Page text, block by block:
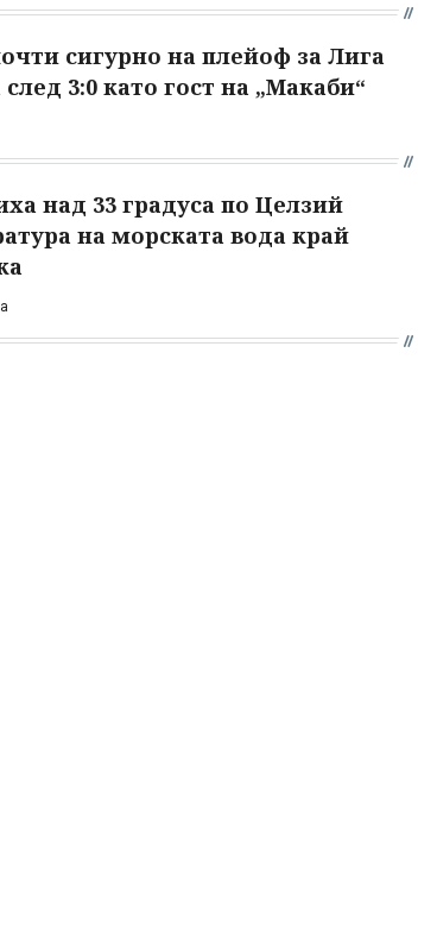
сигурно на плейоф за Лига
3:0 като гост на „Макаби“
над 33 градуса по Целзий
на морската вода край